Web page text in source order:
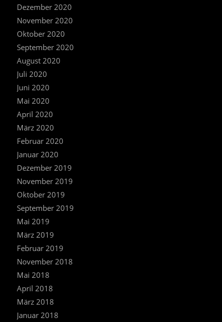
Dezember 2020
November 2020
Oktober 2020
September 2020
August 2020
Juli 2020
Juni 2020
Mai 2020
April 2020
März 2020
Februar 2020
Januar 2020
Dezember 2019
November 2019
Oktober 2019
September 2019
Mai 2019
März 2019
Februar 2019
November 2018
Mai 2018
April 2018
März 2018
Januar 2018